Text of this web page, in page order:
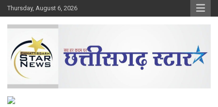
Skip
to
content
Thursday, August 6, 2026
Chhattisgarh Star